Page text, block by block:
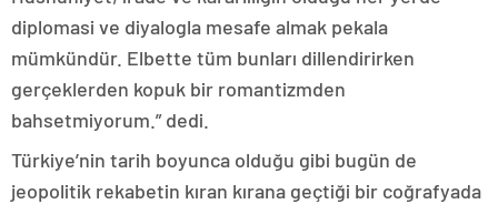
diplomasi ve diyalogla mesafe almak pekala
mümkündür. Elbette tüm bunları dillendirirken
gerçeklerden kopuk bir romantizmden
bahsetmiyorum.” dedi.
Türkiye’nin tarih boyunca olduğu gibi bugün de
jeopolitik rekabetin kıran kırana geçtiği bir coğrafyada